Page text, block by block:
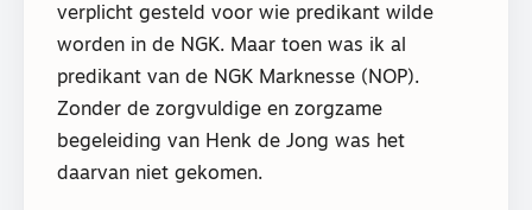
verplicht gesteld voor wie predikant wilde
worden in de NGK. Maar toen was ik al
predikant van de NGK Marknesse (NOP).
Zonder de zorgvuldige en zorgzame
begeleiding van Henk de Jong was het
daarvan niet gekomen.